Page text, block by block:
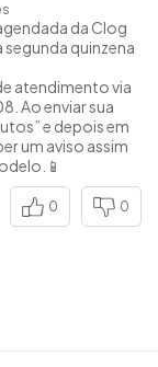
da Clog
segunda quinzena
atendimento via
Ao enviar sua
e depois em
um aviso assim
0 0